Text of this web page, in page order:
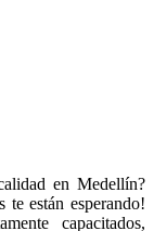
en Medellín?
te están esperando!
capacitados,